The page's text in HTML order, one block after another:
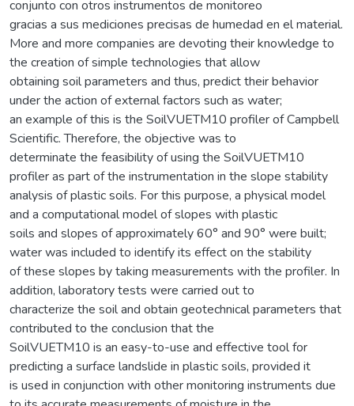
conjunto con otros instrumentos de monitoreo
gracias a sus mediciones precisas de humedad en el material.
More and more companies are devoting their knowledge to
the creation of simple technologies that allow
obtaining soil parameters and thus, predict their behavior
under the action of external factors such as water;
an example of this is the SoilVUETM10 profiler of Campbell
Scientific. Therefore, the objective was to
determinate the feasibility of using the SoilVUETM10
profiler as part of the instrumentation in the slope stability
analysis of plastic soils. For this purpose, a physical model
and a computational model of slopes with plastic
soils and slopes of approximately 60° and 90° were built;
water was included to identify its effect on the stability
of these slopes by taking measurements with the profiler. In
addition, laboratory tests were carried out to
characterize the soil and obtain geotechnical parameters that
contributed to the conclusion that the
SoilVUETM10 is an easy-to-use and effective tool for
predicting a surface landslide in plastic soils, provided it
is used in conjunction with other monitoring instruments due